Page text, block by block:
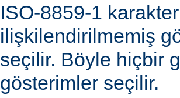
ISO-8859-1
ilişkilendirilmemiş
seçilir. Böyle hiçbir
gösterimler seçilir.